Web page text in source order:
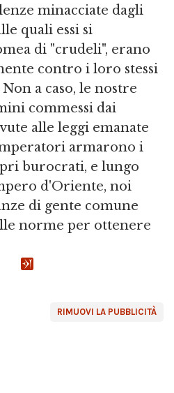
minacciate dagli
quali essi si
di "crudeli", erano
contro i loro stessi
a caso, le nostre
commessi dai
alle leggi emanate
armarono i
burocrati, e lungo
d'Oriente, noi
di gente comune
norme per ottenere
RIMUOVI LA PUBBLICITÀ